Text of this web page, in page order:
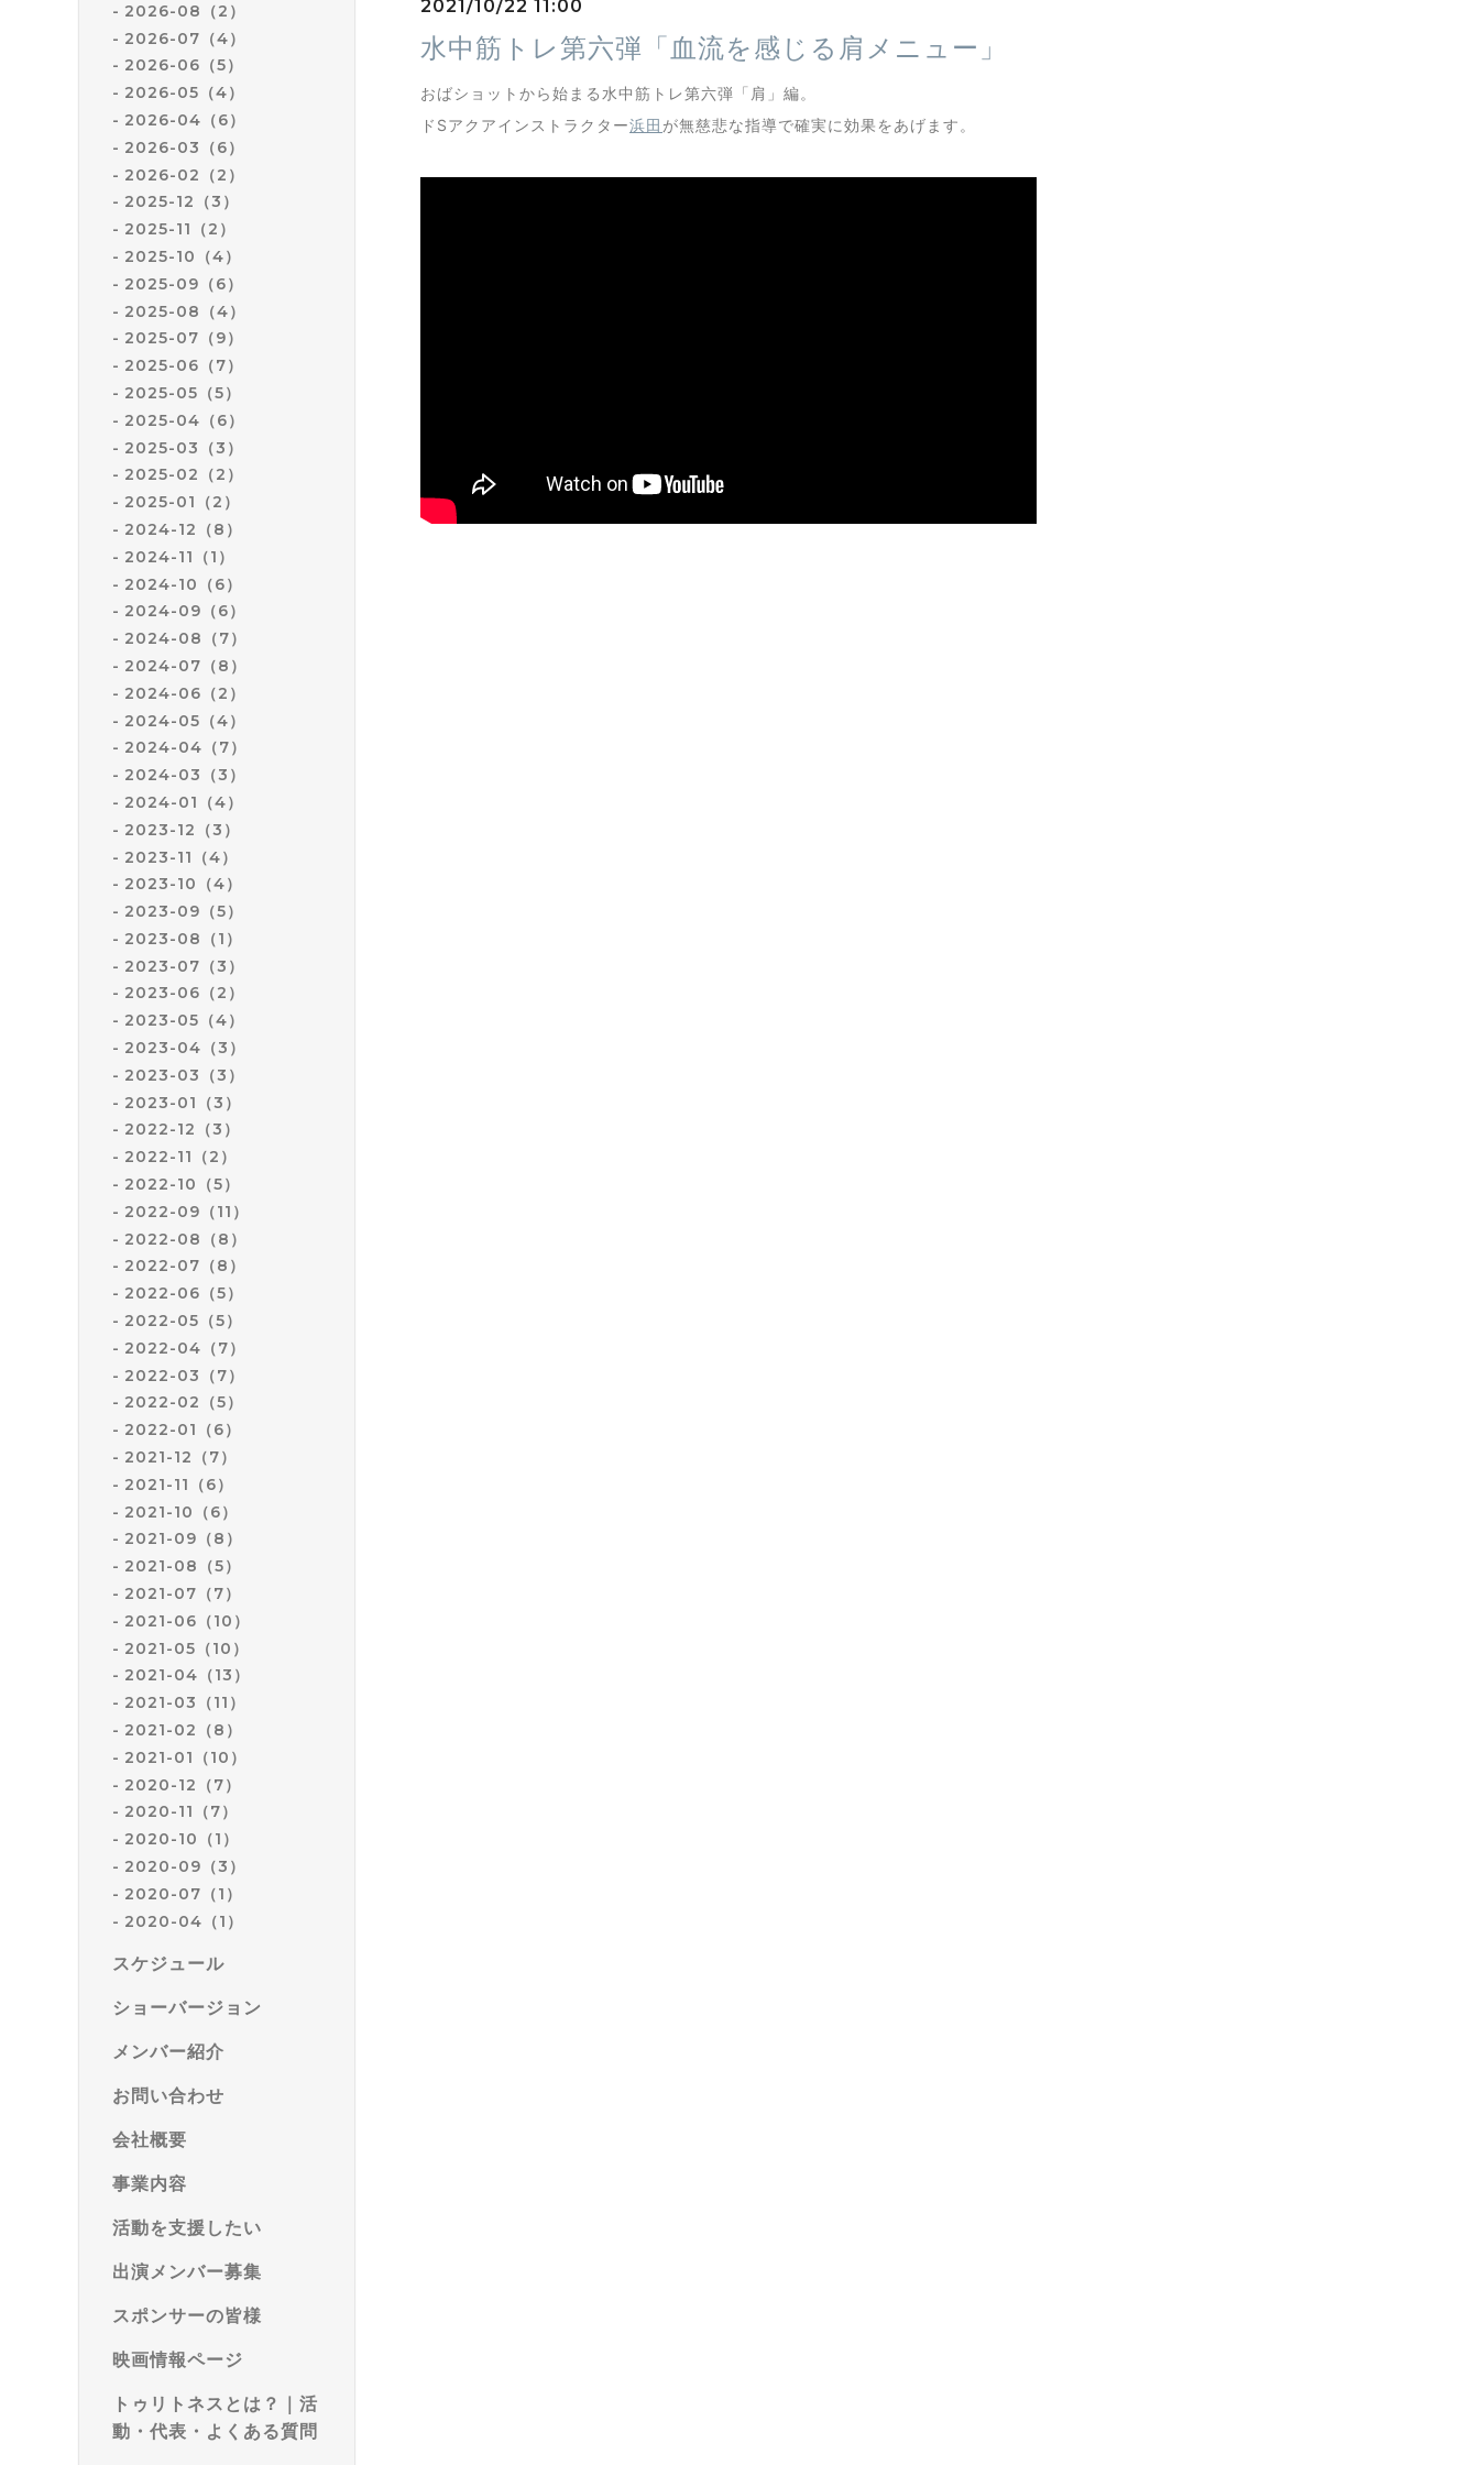
2026-08（2）
2026-07（4）
2026-06（5）
2026-05（4）
2026-04（6）
2026-03（6）
2026-02（2）
2025-12（3）
2025-11（2）
2025-10（4）
2025-09（6）
2025-08（4）
2025-07（9）
2025-06（7）
2025-05（5）
2025-04（6）
2025-03（3）
2025-02（2）
2025-01（2）
2024-12（8）
2024-11（1）
2024-10（6）
2024-09（6）
2024-08（7）
2024-07（8）
2024-06（2）
2024-05（4）
2024-04（7）
2024-03（3）
2024-01（4）
2023-12（3）
2023-11（4）
2023-10（4）
2023-09（5）
2023-08（1）
2023-07（3）
2023-06（2）
2023-05（4）
2023-04（3）
2023-03（3）
2023-01（3）
2022-12（3）
2022-11（2）
2022-10（5）
2022-09（11）
2022-08（8）
2022-07（8）
2022-06（5）
2022-05（5）
2022-04（7）
2022-03（7）
2022-02（5）
2022-01（6）
2021-12（7）
2021-11（6）
2021-10（6）
2021-09（8）
2021-08（5）
2021-07（7）
2021-06（10）
2021-05（10）
2021-04（13）
2021-03（11）
2021-02（8）
2021-01（10）
2020-12（7）
2020-11（7）
2020-10（1）
2020-09（3）
2020-07（1）
2020-04（1）
スケジュール
ショーバージョン
メンバー紹介
お問い合わせ
会社概要
事業内容
活動を支援したい
出演メンバー募集
スポンサーの皆様
映画情報ページ
トゥリトネスとは？｜活
動・代表・よくある質問
2021/10/22 11:00
水中筋トレ第六弾「血流を感じる肩メニュー」
おばショットから始まる水中筋トレ第六弾「肩」編。
ドSアクアインストラクター浜田 が無慈悲な指導で確実に効果をあげます。